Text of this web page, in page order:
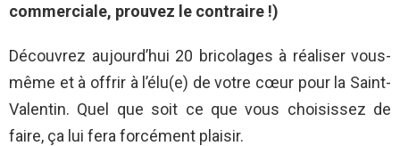
commerciale, prouvez le contraire !)
Découvrez aujourd’hui 20 bricolages à réaliser vous-
même et à offrir à l’élu(e) de votre cœur pour la Saint-
Valentin. Quel que soit ce que vous choisissez de
faire, ça lui fera forcément plaisir.